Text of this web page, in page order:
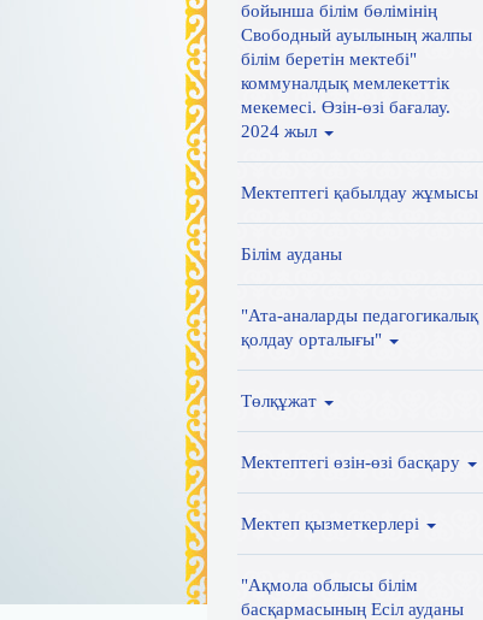
бойынша білім бөлімінің
Свободный ауылының жалпы
білім беретін мектебі"
коммуналдық мемлекеттік
мекемесі. Өзін-өзі бағалау.
2024 жыл
Мектептегі қабылдау жұмысы
Білім ауданы
"Ата-аналарды педагогикалық
қолдау орталығы"
Төлқұжат
Мектептегі өзін-өзі басқару
Мектеп қызметкерлері
"Ақмола облысы білім
басқармасының Есіл ауданы